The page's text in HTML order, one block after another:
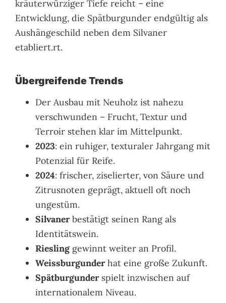
kräuterwürziger Tiefe reicht – eine
Entwicklung, die Spätburgunder endgültig als
Aushängeschild neben dem Silvaner
etabliert.rt.
Übergreifende Trends
Der Ausbau mit Neuholz ist nahezu
verschwunden – Frucht, Textur und
Terroir stehen klar im Mittelpunkt.
2023: ein ruhiger, texturaler Jahrgang mit
Potenzial für Reife.
2024: frischer, ziselierter, von Säure und
Zitrusnoten geprägt, aktuell oft noch
ungestüm.
Silvanerbestätigt seinen Rang als
Identitätswein.
Rieslinggewinnt weiter an Profil.
Weissburgunderhat eine große Zukunft.
Spätburgunderspielt inzwischen auf
internationalem Niveau.